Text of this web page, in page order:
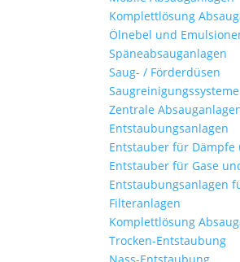
Komplettlösung
Ölnebel und
Späneabsauganlagen
Saug- / Förderdüsen
Saugreinigungssysteme
Zentrale
Entstaubungsanlagen
Entstauber für Dämpfe
Entstauber für Gase
Entstaubungsanlagen
Filteranlagen
Komplettlösung
Trocken-Entstaubung